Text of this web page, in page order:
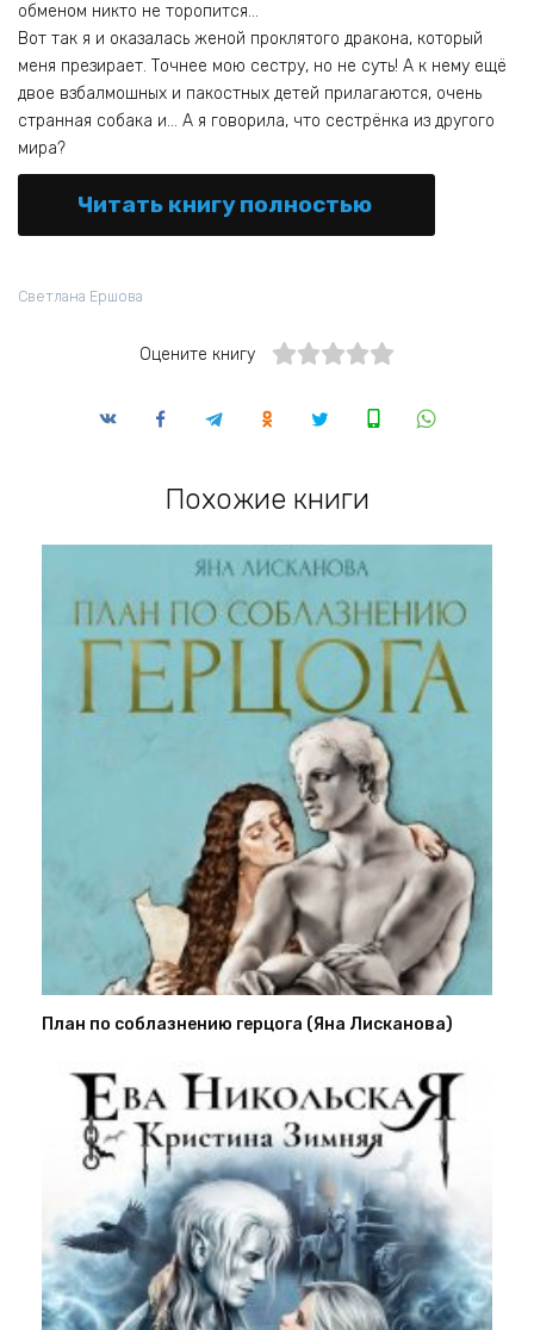
обменом никто не торопится…
Вот так я и оказалась женой проклятого дракона, который
меня презирает. Точнее мою сестру, но не суть! А к нему ещё
двое взбалмошных и пакостных детей прилагаются, очень
странная собака и… А я говорила, что сестрёнка из другого
мира?
Читать книгу полностью
Светлана Ершова
Оцените книгу
Похожие книги
План по соблазнению герцога (Яна Лисканова)